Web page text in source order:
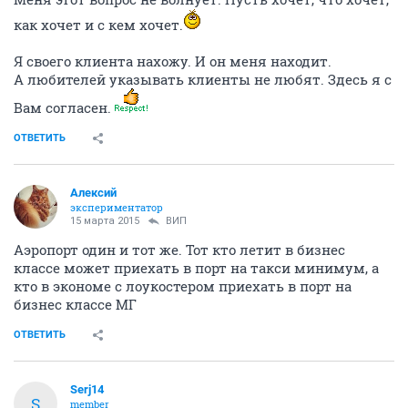
как хочет и с кем хочет.
Я своего клиента нахожу. И он меня находит.
А любителей указывать клиенты не любят. Здесь я с
Вам согласен.
ОТВЕТИТЬ
Алексий
экспериментатор
15 марта 2015 ВИП
Аэропорт один и тот же. Тот кто летит в бизнес
классе может приехать в порт на такси минимум, а
кто в экономе с лоукостером приехать в порт на
бизнес классе МГ
ОТВЕТИТЬ
S
Serj14
member